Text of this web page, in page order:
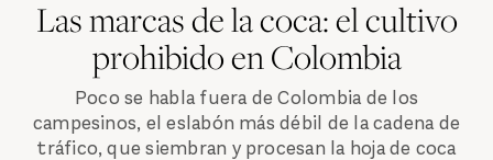
Las marcas de la coca: el cultivo
prohibido en Colombia
Poco se habla fuera de Colombia de los
campesinos, el eslabón más débil de la cadena de
tráfico, que siembran y procesan la hoja de coca